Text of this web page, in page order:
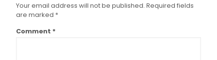
Your email address will not be published. Required fields
are marked *
Comment *